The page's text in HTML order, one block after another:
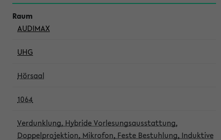
AUDIMAX
UHG
Hörsaal
1064
Verdunklung, Hybride Vorlesungsausstattung,
Doppelprojektion, Mikrofon, Feste Bestuhlung, Induktive